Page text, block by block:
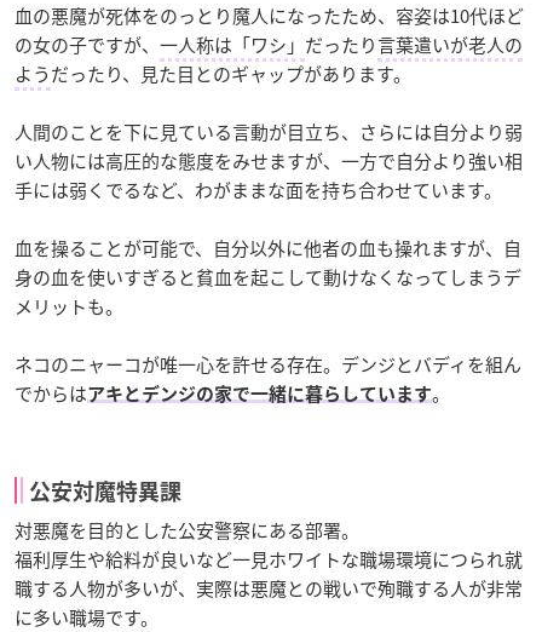
血の悪魔が死体をのっとり魔人になったため、容姿は10代ほど
の女の子ですが、 一人称は「ワシ」 だったり言葉遣いが老人の
ようだったり、見た目とのギャップがあります。
人間のことを下に見ている言動が目立ち、さらには自分より弱
い人物には高圧的な態度をみせますが、一方で自分より強い相
手には弱くでるなど、わがままな面を持ち合わせています。
血を操ることが可能で、自分以外に他者の血も操れますが、自
身の血を使いすぎると貧血を起こして動けなくなってしまうデ
メリットも。
ネコのニャーコが唯一心を許せる存在。デンジとバディを組ん
でからはアキとデンジの家で一緒に暮らしています。
公安対魔特異課
対悪魔を目的とした公安警察にある部署。
福利厚生や給料が良いなど一見ホワイトな職場環境につられ就
職する人物が多いが、実際は悪魔との戦いで殉職する人が非常
に多い職場です。